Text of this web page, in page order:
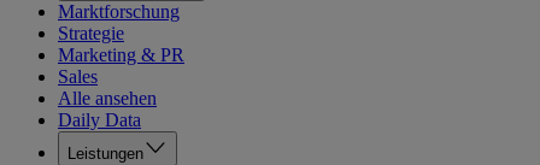
Marktforschung
Strategie
Marketing & PR
Sales
Alle ansehen
Daily Data
Leistungen